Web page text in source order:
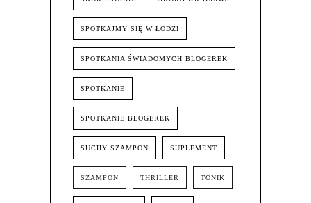
SPOTKAJMY SIĘ W ŁODZI
SPOTKANIA ŚWIADOMYCH BLOGEREK
SPOTKANIE
SPOTKANIE BLOGEREK
SUCHY SZAMPON SUPLEMENT
SZAMPON THRILLER TONIK